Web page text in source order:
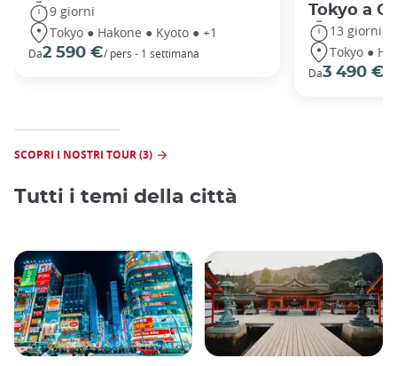
9 giorni
Tokyo ● Hakone ● Kyoto ● +1
Da2 590 €/ pers - 1 settimana
Tokyo a
13 giorni
Tokyo ●
Da3 490 €
SCOPRI I NOSTRI TOUR (3)
Tutti i temi della città